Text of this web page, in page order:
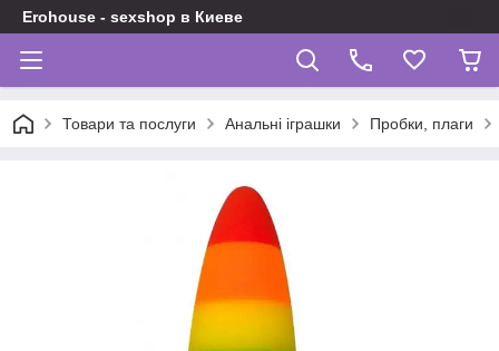
Erohouse - sexshop в Киеве
Товари та послуги Анальні іграшки Пробки, плаги